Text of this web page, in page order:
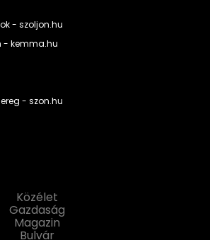
- szoljon.hu
- kemma.hu
- szon.hu
Közélet
Gazdaság
Magazin
Bulvár